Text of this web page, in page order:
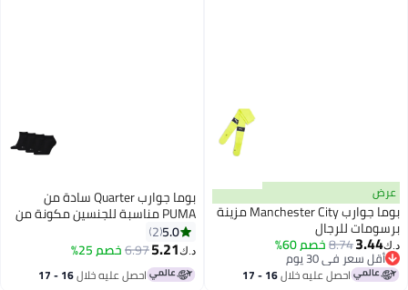
عرض
بوما جوارب Manchester City مزينة
برسومات للرجال
د.ك‏3.44
8.74خصم 60%
أقل سعر في 30 يوم
أقل سعر في 30 يوماحصل عليه خلال 16 - 17
بوما جوارب Quarter سادة من
PUMA مناسبة للجنسين مكونة من
4 قطع 5.0
2
د.ك‏5.21
6.97خصم 25%
احصل عليه خلال 16 - 17